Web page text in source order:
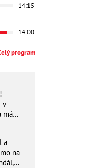
14:15
14:00
program
v
má
a
na